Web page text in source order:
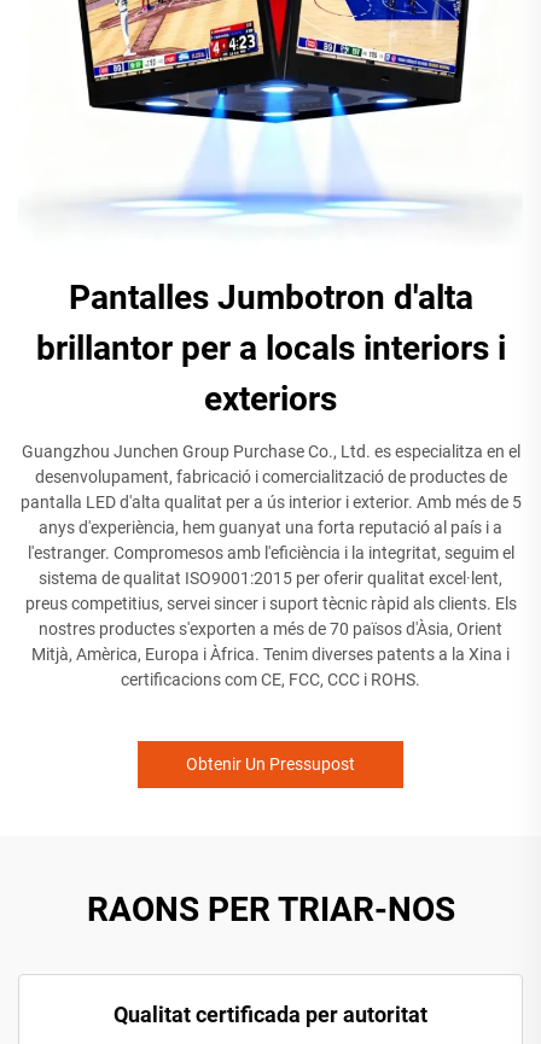
Pantalles Jumbotron d'alta
brillantor per a locals interiors i
exteriors
Guangzhou Junchen Group Purchase Co., Ltd. es especialitza en el
desenvolupament, fabricació i comercialització de productes de
pantalla LED d'alta qualitat per a ús interior i exterior. Amb més de 5
anys d'experiència, hem guanyat una forta reputació al país i a
l'estranger. Compromesos amb l'eficiència i la integritat, seguim el
sistema de qualitat ISO9001:2015 per oferir qualitat excel·lent,
preus competitius, servei sincer i suport tècnic ràpid als clients. Els
nostres productes s'exporten a més de 70 països d'Àsia, Orient
Mitjà, Amèrica, Europa i Àfrica. Tenim diverses patents a la Xina i
certificacions com CE, FCC, CCC i ROHS.
Obtenir Un Pressupost
RAONS PER TRIAR-NOS
Qualitat certificada per autoritat